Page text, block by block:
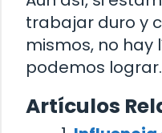
trabajar duro y
mismos, no
podemos lograr.
Artículos